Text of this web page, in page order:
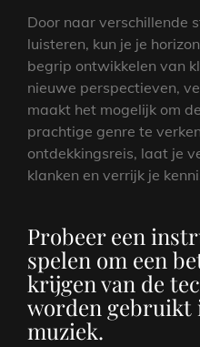
Door naar verschillende
luisteren, kun je je
begrip ontwikkelen van
nieuwe perspectieven,
maakt het mogelijk om
prachtige genre te
ontdekkingsreis, laat je
klanken en verrijk je
Probeer een
spelen om een
krijgen van de
worden gebruikt
muziek.